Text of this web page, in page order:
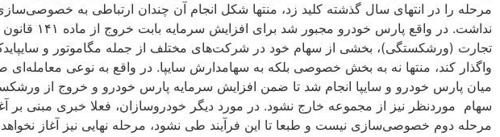
مرحله را در انتهای سال گذشته کلید زد، منتها شکل انجام آن چندان ارتباطی به
نداشت. در واقع پارس خودرو مجبور شد برای افزایش سرمایه بابت خروج از ماده ۱۴۱ قانون
تجارت (ورشکستگی)، بخشی از سهام خود در شرکت‌های مختلف از جمله مگاموتور و
واگذار کند، منتها نه به بخش خصوصی بلکه به سهامدارش سایپا. در واقع به نوعی معامله‌ای
میان پارس خودرو و سایپا انجام شد تا ضمن افزایش سرمایه پارس خودرو و خروج از
سهام‌ موردنظر نیز از مجموعه خارج نشود. در مورد دیگر خودروسازان، فعلا خبری مبنی بر
مرحله دوم خصوصی‌سازی نیست و طبعا تا این فرآیند طی نشود، مرحله نهایی نیز آغاز